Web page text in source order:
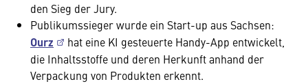
den Sieg der Jury.
Publikumssieger wurde ein Start-up aus Sachsen:
Ourz
hat eine KI gesteuerte Handy-App entwickelt,
die Inhaltsstoffe und deren Herkunft anhand der
Verpackung von Produkten erkennt.